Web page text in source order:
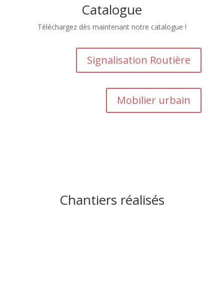
Catalogue
Téléchargez dès maintenant notre catalogue !
Signalisation Routière
Mobilier urbain
Chantiers réalisés